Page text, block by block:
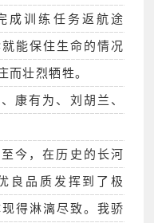
成训练任务返航途
能保住生命的情况
而壮烈牺牲。
康有为、刘胡兰、
今，在历史的长河
良品质发挥到了极
得淋漓尽致。我骄